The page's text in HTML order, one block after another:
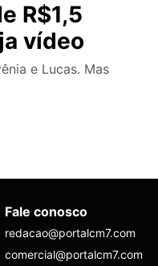
R$1,5
vídeo
e Lucas. Mas
Fale conosco
redacao@portalcm7.com
comercial@portalcm7.com